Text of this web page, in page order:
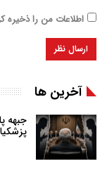
اطلاعات من را ذخیره
آخرین ها
جبهه